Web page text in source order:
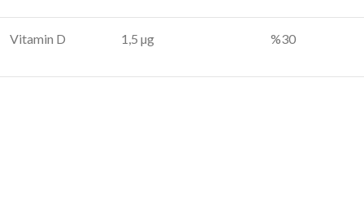
Vitamin D 1,5 µg %30